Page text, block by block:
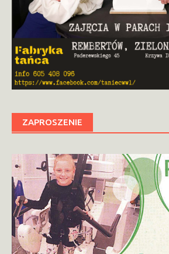
ZAPROSZENIE